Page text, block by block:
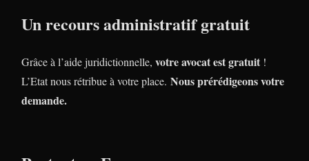
Un recours administratif gratuit
Grâce à l’aide juridictionnelle, votre avocat est gratuit !
L’Etat nous rétribue à votre place. Nous prérédigeons votre
demande.